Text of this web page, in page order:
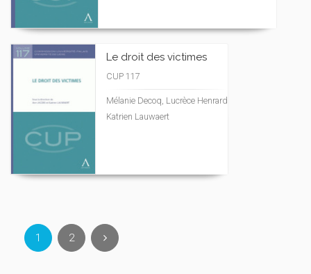
Le droit des victimes
CUP 117
Mélanie Decoq, Lucrèce Henrard
Katrien Lauwaert
1 2